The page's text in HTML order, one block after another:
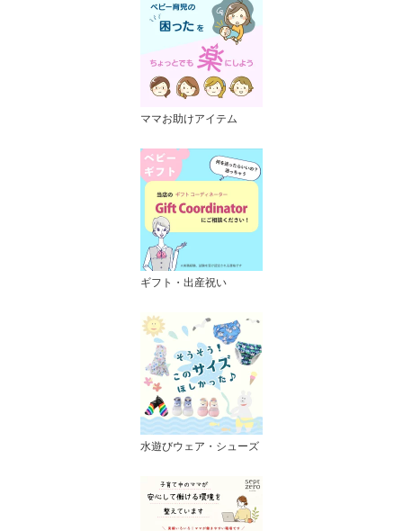
ママお助けアイテム
ギフト・出産祝い
水遊びウェア・シューズ